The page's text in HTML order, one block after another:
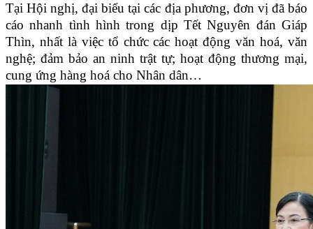
Tại Hội nghị, đại biểu tại các địa phương, đơn vị đã báo
cáo nhanh tình hình trong dịp Tết Nguyên đán Giáp
Thìn, nhất là việc tổ chức các hoạt động văn hoá, văn
nghệ; đảm bảo an ninh trật tự; hoạt động thương mại,
cung ứng hàng hoá cho Nhân dân…